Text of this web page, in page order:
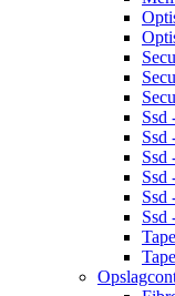
Ssd
Ssd
Ssd
Ssd
Ssd
Ssd